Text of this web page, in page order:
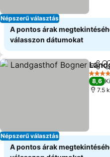
Népszerű választás
A pontos árak
válasszon dátumokat
Népszerű választás
4
8,6
7.5
A pontos árak